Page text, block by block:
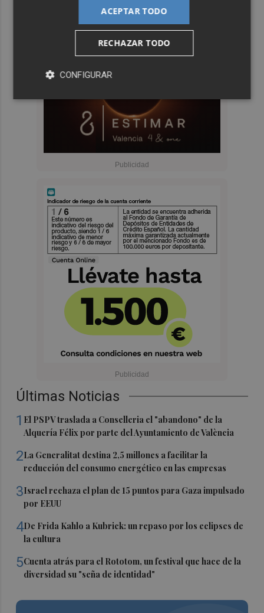
Últimas Noticias
1 El PSPV traslada a Conselleria el "abandono" de la
Alquería Félix por parte del Ayuntamiento de València
2La Generalitat destina 2,5 millones a facilitar la
reducción del consumo energético en las empresas
3Israel rechaza el plan de 15 puntos para Gaza impulsado
por EEUU
4De Frida Kahlo a Kubrick: un repaso por los eclipses de
la cultura
5Cuenta atrás para el Rototom, un festival que hace de la
diversidad su "seña de identidad"
ACEPTAR TODO
RECHAZAR TODO
CONFIGURAR